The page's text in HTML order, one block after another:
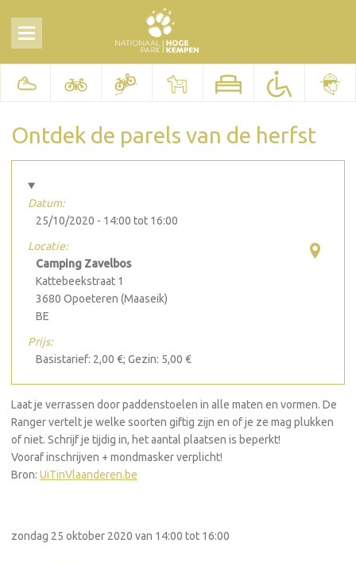
Ontdek de parels van de herfst
Datum:
25/10/2020 - 14:00 tot 16:00
Locatie:
Camping Zavelbos
Kattebeekstraat 1
3680 Opoeteren (Maaseik)
BE
Prijs:
Basistarief: 2,00 €; Gezin: 5,00 €
Laat je verrassen door paddenstoelen in alle maten en vormen. De
Ranger vertelt je welke soorten giftig zijn en of je ze mag plukken
of niet. Schrijf je tijdig in, het aantal plaatsen is beperkt!
Vooraf inschrijven + mondmasker verplicht!
Bron: UiTinVlaanderen.be
zondag 25 oktober 2020 van 14:00 tot 16:00